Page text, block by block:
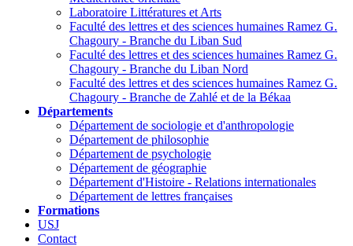
Laboratoire Littératures et Arts
Faculté des lettres et des sciences humaines Ramez G.
Chagoury - Branche du Liban Sud
Faculté des lettres et des sciences humaines Ramez G.
Chagoury - Branche du Liban Nord
Faculté des lettres et des sciences humaines Ramez G.
Chagoury - Branche de Zahlé et de la Békaa
Départements
Département de sociologie et d'anthropologie
Département de philosophie
Département de psychologie
Département de géographie
Département d'Histoire - Relations internationales
Département de lettres françaises
Formations
USJ
Contact